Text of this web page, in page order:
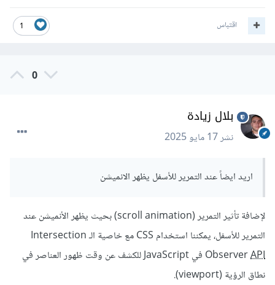
1 اقتباس
0
بلال زيادة
نشر17 مايو 2025
اريد ايضاً عند التمرير للأسفل يظهر الانميشن
لإضافة تأثير التمرير (scroll animation) بحيث يظهر الأنميشن عند
التمرير للأسفل، يمكننا استخدام CSS مع خاصية الـ Intersection
ObserverAPI
في JavaScript للكشف عن وقت ظهور العناصر في
نطاق الرؤية (viewport).